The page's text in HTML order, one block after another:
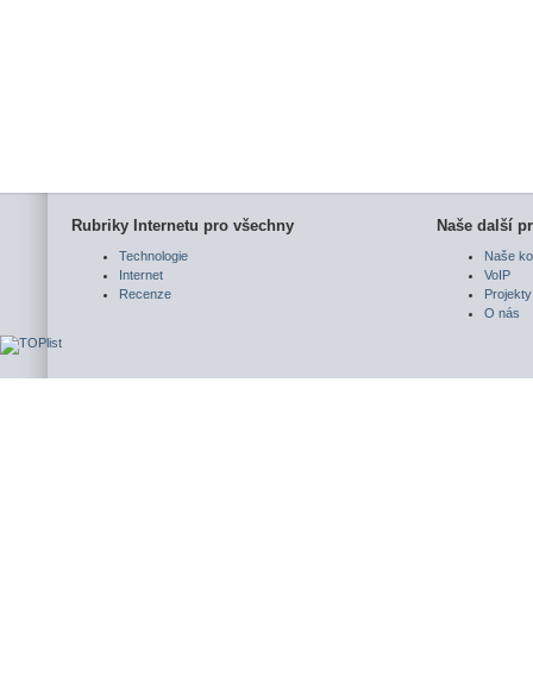
Rubriky Internetu pro všechny
Technologie
Internet
Recenze
Naše další
Naše
VoIP
Projekty
O nás